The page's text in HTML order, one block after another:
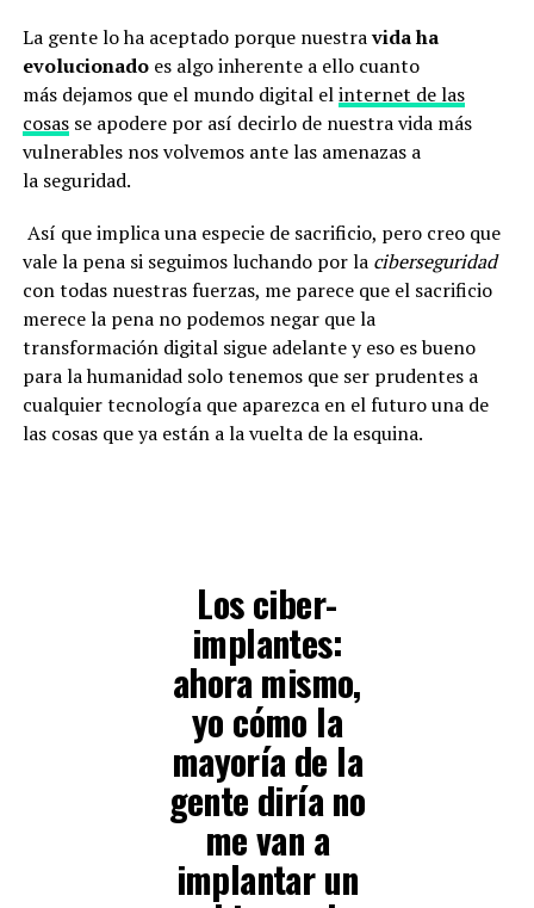
La gente lo ha aceptado porque nuestravida ha
evolucionadoes algo inherente a ello cuanto
más dejamos que el mundo digital elinternet de las
cosasse apodere por así decirlo de nuestra vida más
vulnerables nos volvemos ante las amenazas a
la seguridad.
Así que implica una especie de sacrificio, pero creo que
vale la pena si seguimos luchando por la ciberseguridad
con todas nuestras fuerzas, me parece que el sacrificio
merece la pena no podemos negar que la
transformación digital sigue adelante y eso es bueno
para la humanidad solo tenemos que ser prudentes a
cualquier tecnología que aparezca en el futuro una de
las cosas que ya están a la vuelta de la esquina.
Losciber-
implantes:
ahora mismo,
yo cómo la
mayoría de la
gente diría no
me van a
implantar un